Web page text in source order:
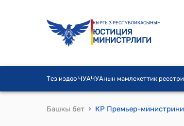
КЫРГЫЗ РЕСПУБЛИКАСЫНЫН
ЮСТИЦИЯ
МИНИСТРЛИГИ
Тез издөө ЧУАЧУАнын мамлекеттик реестри
Башкы бет ›